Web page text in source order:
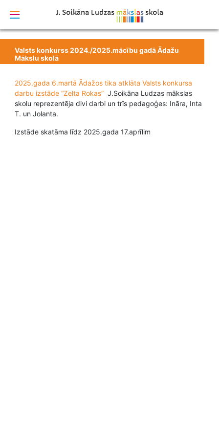
Valsts konkurss 2024./2025.mācību gadā Ādažu
Mākslu skolā
2025.gada 6.martā Ādažos tika atklāta Valsts konkursa
darbu izstāde “Zelta Rokas” J.Soikāna Ludzas mākslas
skolu reprezentēja divi darbi un trīs pedagoģes: Ināra, Inta
T. un Jolanta.
Izstāde skatāma līdz 2025.gada 17.aprīlim
izstrādāts